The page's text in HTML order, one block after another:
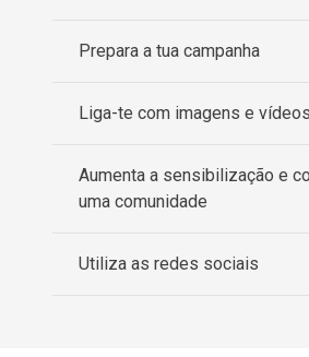
Prepara a tua campanha
Liga-te com imagens e vídeos
Aumenta a sensibilização e
uma comunidade
Utiliza as redes sociais